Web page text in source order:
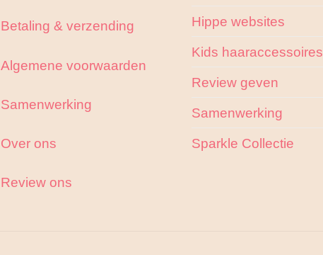
Betaling & verzending
Algemene voorwaarden
Samenwerking
Over ons
Review ons
Hippe websites
Kids haaraccessoires
Review geven
Samenwerking
Sparkle Collectie